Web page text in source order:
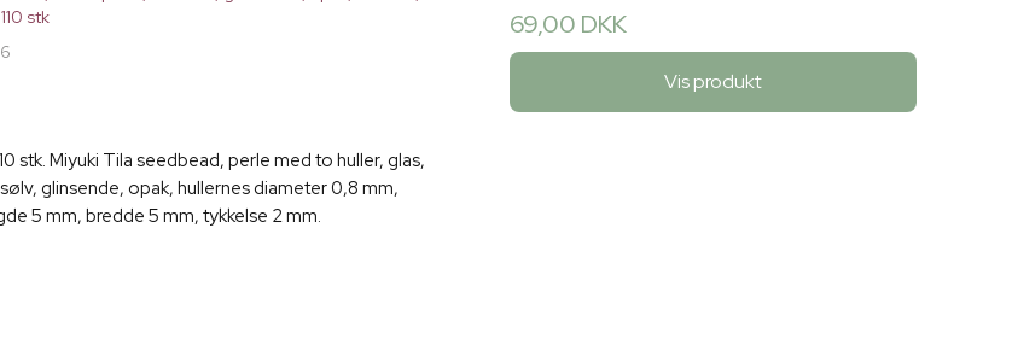
stk
stk. Miyuki Tila seedbead, perle med to huller, glas,
glinsende, opak, hullernes diameter 0,8 mm,
5 mm, bredde 5 mm, tykkelse 2 mm.
69,00 DKK
Vis produkt